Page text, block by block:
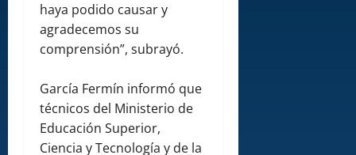
haya podido causar y
agradecemos su
comprensión”, subrayó.
García Fermín informó que
técnicos del Ministerio de
Educación Superior,
Ciencia y Tecnología y de la